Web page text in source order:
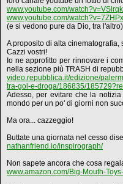
www.youtube.com/
www.youtube.com/
(e si vedono pure da Dio, tra l'altro)
A proposito di alta
Cazzi vostri!
Io ne approfitto per rinnovare i
nella sezione più TRASH di
video.repubblica.it/edizione/
tra-gol-e-droga/186835/
Adesso, per evitare che la
mondo per un po' di giorni non
Ma ora... cazzeggio!
Buttate una giornata nel cesso
nathanfriend.io/inspirograph/
Non sapete ancora che cosa
www.amazon.com/Big-Mouth-